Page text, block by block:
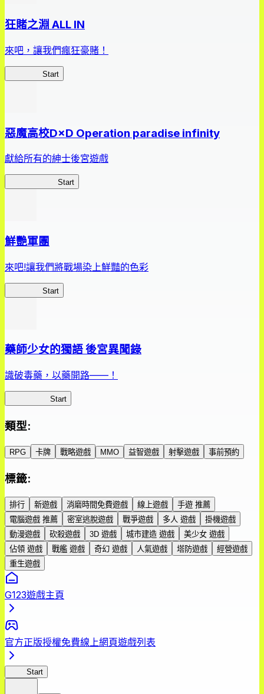
狂賭之淵 ALL IN
來吧，讓我們瘋狂豪賭！
Start
惡魔高校D×D Operation paradise infinity
獻給所有的紳士後宮遊戲
Start
鮮艷軍團
來吧!讓我們將戰場染上鮮豔的色彩
Start
藥師少女的獨語 後宮異聞錄
識破毒藥，以藥開路——！
Start
類型:
RPG 卡牌 戰略遊戲 MMO 益智遊戲 射擊遊戲 事前預約
標籤:
排行 新遊戲 消磨時間免費遊戲 線上遊戲
手遊 推薦
電腦遊戲 推薦
密室逃脫遊戲 戰爭遊戲 多人 遊戲
掛機遊戲
動漫遊戲
砍殺遊戲 3D 遊戲 城市建造 遊戲
美少女 遊戲
佔領 遊戲
戰艦 遊戲 奇幻 遊戲 人氣遊戲 塔防遊戲
經營遊戲
重生遊戲
G123遊戲主頁
官方正版授權免費線上網頁遊戲列表
Start